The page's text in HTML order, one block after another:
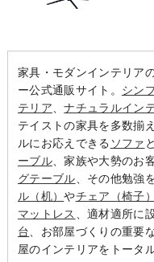
家具・モダンインテリア
ー公式通販サイト。 シン
テリア 、ナチュラルイン
テイストの家具を多数揃
ルにお応えできる ソファ
ーブル、家族や大勢のお
グテーブル 、その他勉強
ル（机）やチェア（椅子）
マットレス
、適材適所に
台 、お部屋づくりの重要
屋のインテリアをトータ